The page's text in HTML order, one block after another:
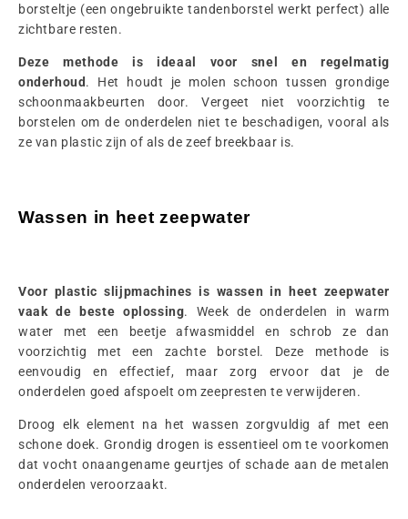
borsteltje (een ongebruikte tandenborstel werkt perfect) alle
zichtbare resten.
Deze methode is ideaal voor snel en regelmatig
onderhoud. Het houdt je molen schoon tussen grondige
schoonmaakbeurten door. Vergeet niet voorzichtig te
borstelen om de onderdelen niet te beschadigen, vooral als
ze van plastic zijn of als de zeef breekbaar is.
Wassen in heet zeepwater
Voor plastic slijpmachines is wassen in heet zeepwater
vaak de beste oplossing. Week de onderdelen in warm
water met een beetje afwasmiddel en schrob ze dan
voorzichtig met een zachte borstel. Deze methode is
eenvoudig en effectief, maar zorg ervoor dat je de
onderdelen goed afspoelt om zeepresten te verwijderen.
Droog elk element na het wassen zorgvuldig af met een
schone doek. Grondig drogen is essentieel om te voorkomen
dat vocht onaangename geurtjes of schade aan de metalen
onderdelen veroorzaakt.